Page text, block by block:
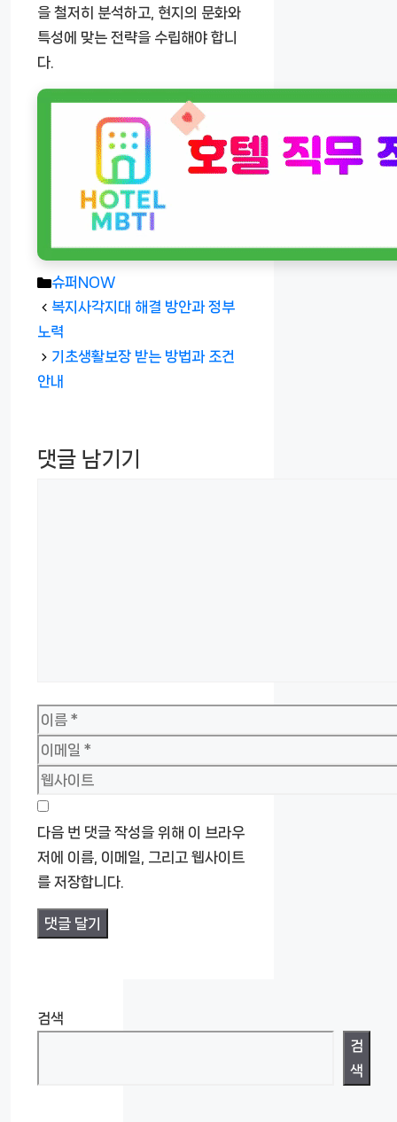
을 철저히 분석하고, 현지의 문화와
특성에 맞는 전략을 수립해야 합니
다.
카
테
고
리
슈퍼NOW
복지사각지대 해결 방안과 정부
노력
기초생활보장 받는 방법과 조건
안내
댓글 남기기
이
름
이
메
일
웹
사
이
트
다음 번 댓글 작성을 위해 이 브라우
저에 이름, 이메일, 그리고 웹사이트
를 저장합니다.
검색
검
색